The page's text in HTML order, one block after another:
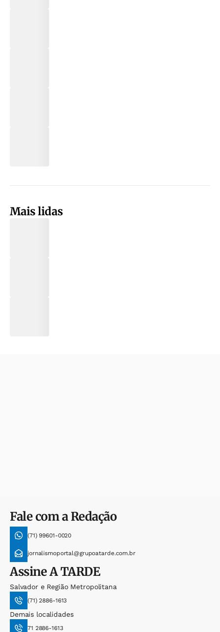
Mais lidas
Fale com a Redação
(71) 99601-0020
jornalismoportal@grupoatarde.com.br
AssineA TARDE
Salvador e Região Metropolitana
(71) 2886-1613
Demais localidades
71 2886-1613